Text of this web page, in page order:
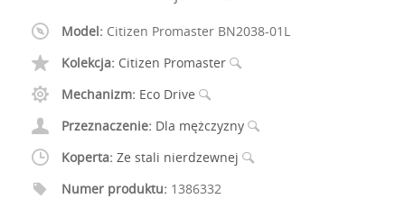
Model: Citizen Promaster BN2038-01L
Kolekcja: Citizen Promaster
Mechanizm: Eco Drive
Przeznaczenie: Dla mężczyzny
Koperta: Ze stali nierdzewnej
Numer produktu: 1386332